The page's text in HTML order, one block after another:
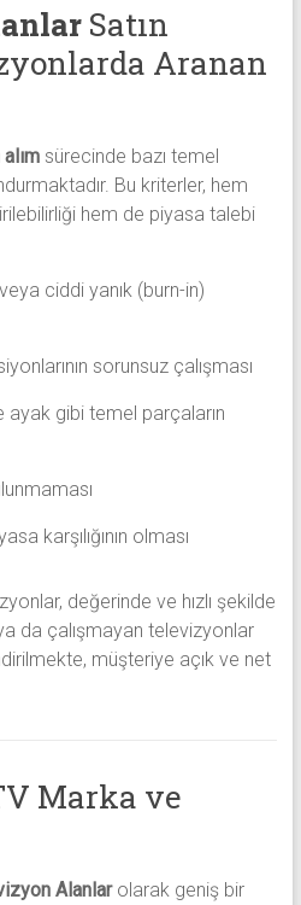
Satın
Aranan
sürecinde bazı temel
Bu kriterler, hem
hem de piyasa talebi
ciddi yanık (burn-in)
sorunsuz çalışması
ayak gibi temel parçaların
karşılığının olması
değerinde ve hızlı şekilde
ya da çalışmayan televizyonlar
müşteriye açık ve net
Marka ve
Alanlarolarak geniş bir